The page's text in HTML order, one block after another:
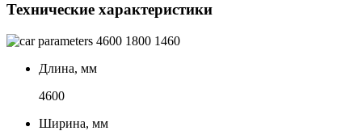
Технические характеристики
4600 1800 1460
Длина, мм
4600
Ширина, мм